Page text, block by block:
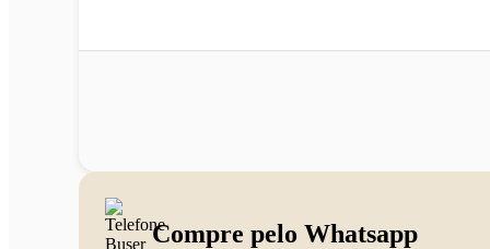
Compre pelo Whatsapp